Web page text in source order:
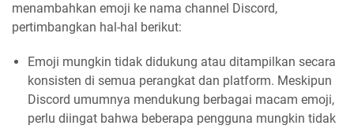
menambahkan emoji ke nama channel Discord,
pertimbangkan hal-hal berikut:
Emoji mungkin tidak didukung atau ditampilkan secara
konsisten di semua perangkat dan platform. Meskipun
Discord umumnya mendukung berbagai macam emoji,
perlu diingat bahwa beberapa pengguna mungkin tidak